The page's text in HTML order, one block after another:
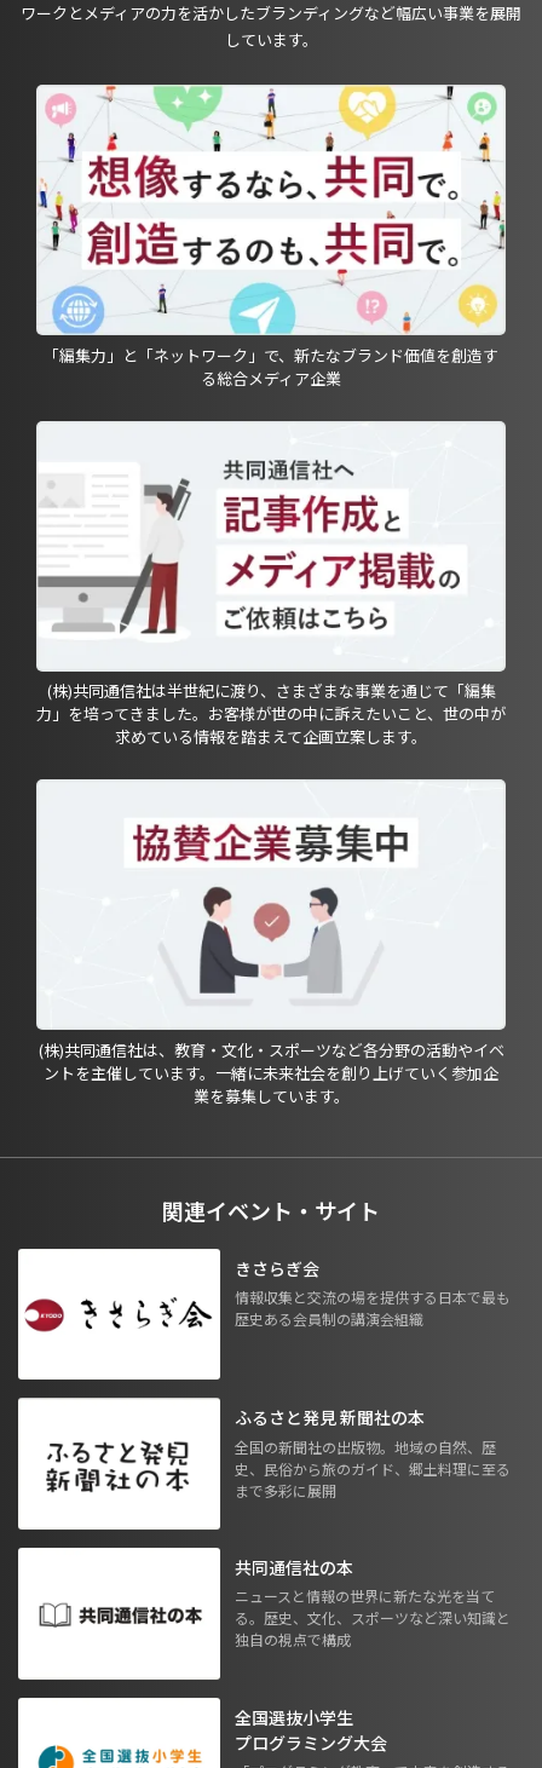
ワークとメディアの力を活かしたブランディングなど幅広い事業を展開
しています。
「編集力」と「ネットワーク」で、新たなブランド価値を創造す
る総合メディア企業
(株)共同通信社は半世紀に渡り、さまざまな事業を通じて「編集
力」を培ってきました。お客様が世の中に訴えたいこと、世の中が
求めている情報を踏まえて企画立案します。
(株)共同通信社は、教育・文化・スポーツなど各分野の活動やイベ
ントを主催しています。一緒に未来社会を創り上げていく参加企
業を募集しています。
関連イベント・サイト
きさらぎ会
情報収集と交流の場を提供する日本で最も
歴史ある会員制の講演会組織
ふるさと発見 新聞社の本
全国の新聞社の出版物。地域の自然、歴
史、民俗から旅のガイド、郷土料理に至る
まで多彩に展開
共同通信社の本
ニュースと情報の世界に新たな光を当て
る。歴史、文化、スポーツなど深い知識と
独自の視点で構成
全国選抜小学生
プログラミング大会